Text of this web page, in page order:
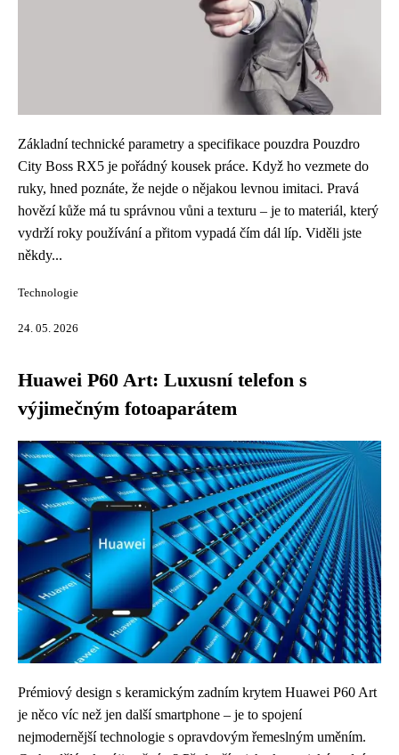
Základní technické parametry a specifikace pouzdra Pouzdro
City Boss RX5 je pořádný kousek práce. Když ho vezmete do
ruky, hned poznáte, že nejde o nějakou levnou imitaci. Pravá
hovězí kůže má tu správnou vůni a texturu – je to materiál, který
vydrží roky používání a přitom vypadá čím dál líp. Viděli jste
někdy...
Technologie
24. 05. 2026
Huawei P60 Art: Luxusní telefon s
výjimečným fotoaparátem
Prémiový design s keramickým zadním krytem Huawei P60 Art
je něco víc než jen další smartphone – je to spojení
nejmodernější technologie s opravdovým řemeslným uměním.